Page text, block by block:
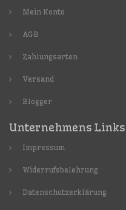
Mein Konto
AGB
Zahlungsarten
Versand
Blogger
Unternehmens Links
Impressum
Widerrufsbelehrung
Datenschutzerklärung